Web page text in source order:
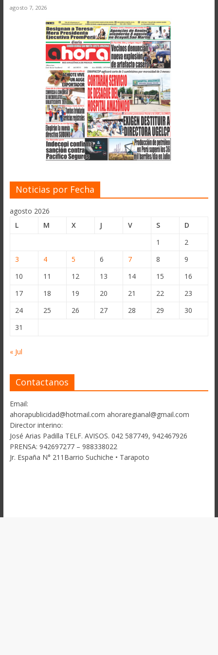
agosto 7, 2026
Noticias por Fecha
agosto 2026
L
M X J V S
D
1
2
3
4 5 6 7 8
9
10
11 12 13 14 15
16
17
18 19 20 21 22
23
24
25 26 27 28 29
30
31
« Jul
Contactanos
Email:
ahorapublicidad@hotmail.com ahoraregianal@gmail.com
Director interino:
José Arias Padilla TELF. AVISOS. 042 587749, 942467926
PRENSA: 942697277 – 988338022
Jr. España N° 211Barrio Suchiche • Tarapoto